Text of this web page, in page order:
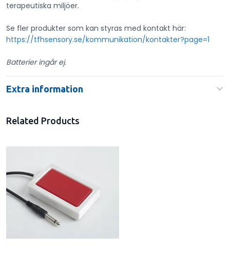
terapeutiska miljöer.
Se fler produkter som kan styras med kontakt här:
https://tfhsensory.se/kommunikation/kontakter?page=1
Batterier ingår ej.
Extra information
Related Products